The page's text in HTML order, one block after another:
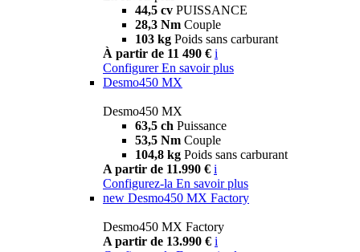
44,5 cv PUISSANCE
28,3 Nm Couple
103 kg Poids sans carburant
À partir de 11 490 € i
Configurer En savoir plus
Desmo450 MX
Desmo450 MX
63,5 ch Puissance
53,5 Nm Couple
104,8 kg Poids sans carburant
A partir de 11.990 € i
Configurez-la En savoir plus
new Desmo450 MX Factory
Desmo450 MX Factory
A partir de 13.990 € i